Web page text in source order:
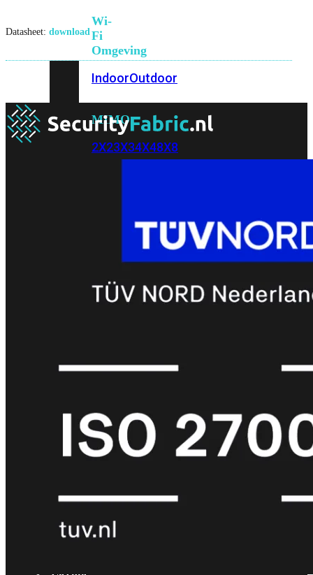
Wi-
Fi
Omgeving
IndoorOutdoor
MIMO
2X23X34X48X8
FortiAPFortiWiFi
FortiGate
Wi-
Fi
30GFortiWiFi
51G FortiWiFi
60FFortiWiFi
61F
71GFortiWiFi
81F
Licentie
Datasheet: download